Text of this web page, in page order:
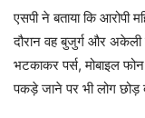
एसपी ने बताया कि
दौरान वह बुजुर्ग और अकेली
भटकाकर पर्स, मोबाइल
पकड़े जाने पर भी लोग